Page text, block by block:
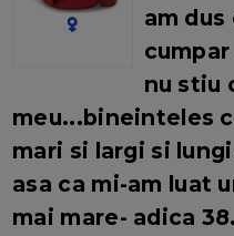
am dus
nu stiu
meu...bineinteles
mari si largi si
asa ca mi-am luat
mai mare- adica